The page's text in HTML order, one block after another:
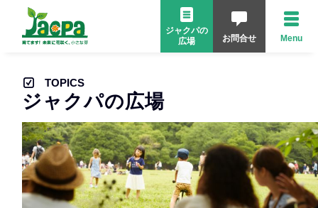
ジャクパの
広場
お問合せ Menu
TOPICS
ジャクパの広場